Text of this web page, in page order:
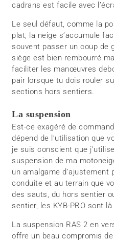
cadrans est facile avec
Le seul défaut, comme la
plat, la neige s’accumule
souvent passer un coup de
siège est bien rembourré
faciliter les manœuvres
pair lorsque tu dois rouler
sections hors sentiers.
La suspension
Est-ce exagéré de
dépend de l’utilisation que
je suis conscient que
suspension de ma
un amalgame
conduite et au terrain que
des sauts, du hors sentier
sentier, les KYB-PRO sont
La suspension RAS 2 en
offre un beau compromis